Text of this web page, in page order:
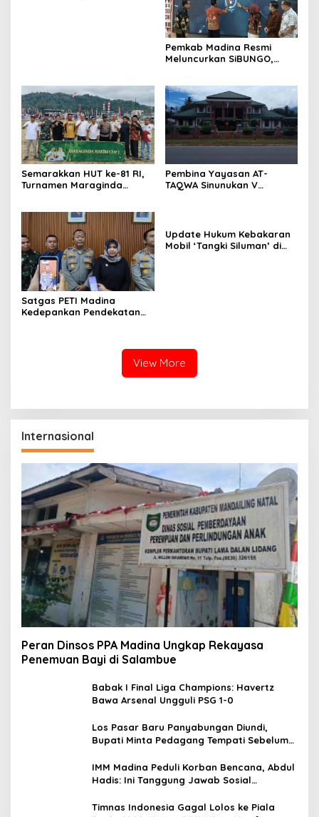
Pemkab Madina Resmi
Meluncurkan SiBUNGO,
Semarakkan HUT ke-81 RI,
Turnamen Maraginda
Pembina Yayasan AT-
TAQWA Sinunukan V
Satgas PETI Madina
Kedepankan Pendekatan
Update Hukum Kebakaran
Mobil ‘Tangki Siluman’ di
View More
Internasional
Peran Dinsos PPA Madina Ungkap Rekayasa
Penemuan Bayi di Salambue
Babak I Final Liga Champions: Havertz
Bawa Arsenal Ungguli PSG 1-0
Los Pasar Baru Panyabungan Diundi,
Bupati Minta Pedagang Tempati Sebelum
IMM Madina Peduli Korban Bencana, Abdul
Hadis: Ini Tanggung Jawab Sosial
Timnas Indonesia Gagal Lolos ke Piala